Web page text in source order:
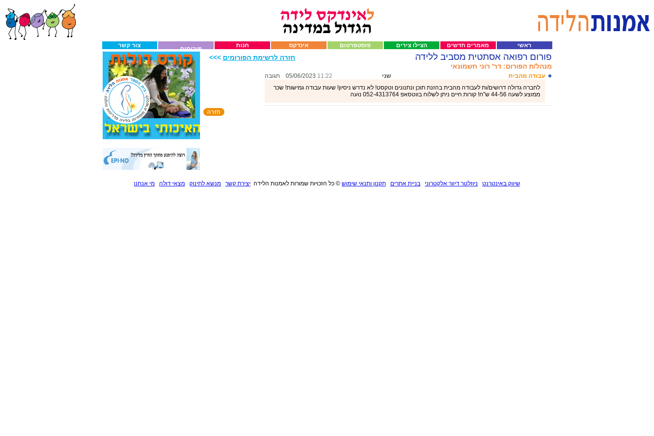
צור קשר פורומים חנות אינדקס פוסטפרטום הצילו צירים מאמרים חדשים ראשי
חזרה לרשימת הפורומים >>> פורום רפואה אסתטית מסביב ללידה
מנהל/ת הפורום: דר' רוני חשמונאי
עבודה מהבית שני 11:22
תגובה
לחברה גדולה דרושים/ות לעבודה מהבית בהזנת תוכן ונתנונים וטקסט! לא נדרש ניסיון! שעות עבודה גמישות! שכר
ממוצע לשעה 44-56 ש"ח! קורות חיים ניתן לשלוח בווטסאפ 052-4313764 נועה
שיווק באינטרנט ניוזלטר דיוור אלקטרוני בניית אתרים תקנון ותנאי שימוש © כל הזכויות שמורות לאמנות הלידה יצירת קשר מנשא לתינוק מצאי דולה מי אנחנו